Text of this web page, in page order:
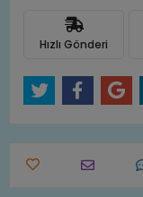
Hızlı Gönderi